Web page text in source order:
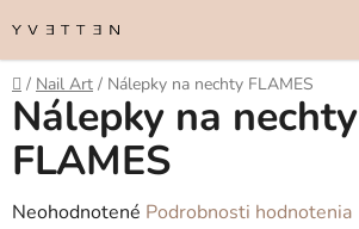
na
obsah
Domov
/ Nail Art / Nálepky na nechty FLAMES
Nálepky na nechty
FLAMES
Priemerné
Neohodnotené Podrobnosti hodnotenia